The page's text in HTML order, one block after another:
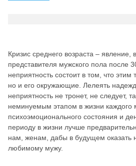
Кризис среднего возраста – явление,
представителя мужского пола после
неприятность состоит в том, что
но и его окружающие. Лелеять
неприятность не тронет, не следует,
неминуемым этапом в жизни каждого
психоэмоционального состояния и
периоду в жизни лучше
нам, женам, дабы в будущем
любимому мужу.